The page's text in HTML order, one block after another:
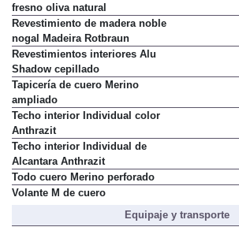
fresno oliva natural
Revestimiento de madera noble
nogal Madeira Rotbraun
Revestimientos interiores Alu
Shadow cepillado
Tapicería de cuero Merino
ampliado
Techo interior Individual color
Anthrazit
Techo interior Individual de
Alcantara Anthrazit
Todo cuero Merino perforado
Volante M de cuero
Equipaje y transporte